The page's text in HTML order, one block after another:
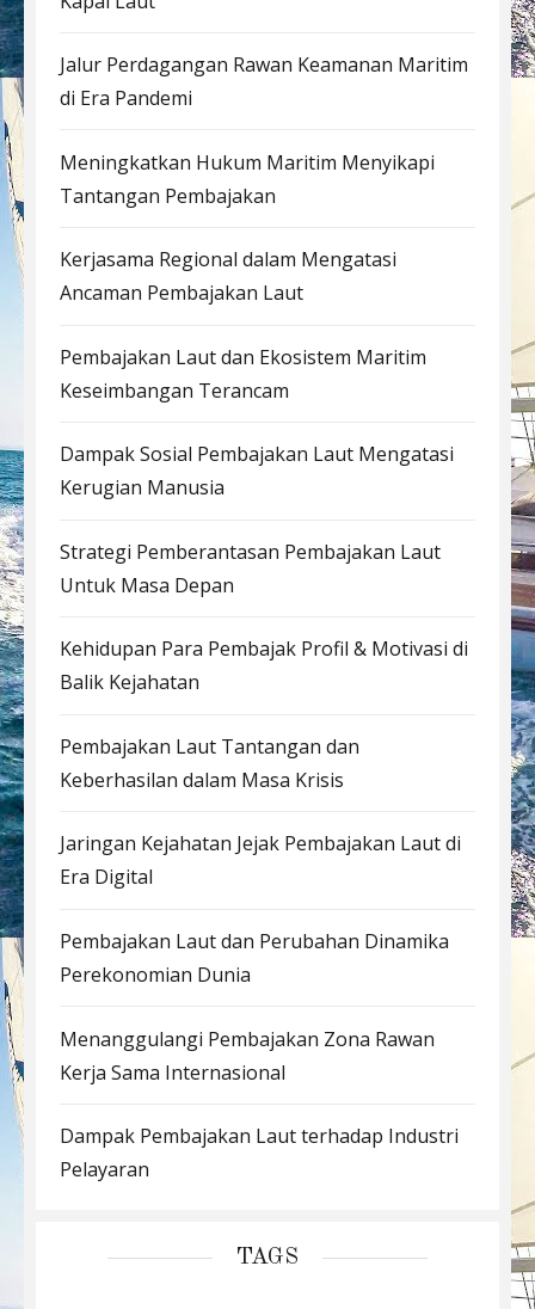
Jalur Perdagangan Rawan Keamanan Maritim
di Era Pandemi
Meningkatkan Hukum Maritim Menyikapi
Tantangan Pembajakan
Kerjasama Regional dalam Mengatasi
Ancaman Pembajakan Laut
Pembajakan Laut dan Ekosistem Maritim
Keseimbangan Terancam
Dampak Sosial Pembajakan Laut Mengatasi
Kerugian Manusia
Strategi Pemberantasan Pembajakan Laut
Untuk Masa Depan
Kehidupan Para Pembajak Profil & Motivasi di
Balik Kejahatan
Pembajakan Laut Tantangan dan
Keberhasilan dalam Masa Krisis
Jaringan Kejahatan Jejak Pembajakan Laut di
Era Digital
Pembajakan Laut dan Perubahan Dinamika
Perekonomian Dunia
Menanggulangi Pembajakan Zona Rawan
Kerja Sama Internasional
Dampak Pembajakan Laut terhadap Industri
Pelayaran
TAGS